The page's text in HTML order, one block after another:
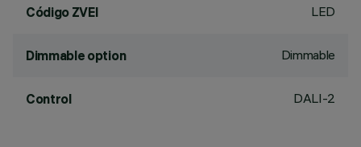
Código ZVEI LED
Dimmable option Dimmable
Control DALI-2